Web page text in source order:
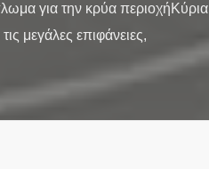
για την κρύα περιοχήΚύρια
μεγάλες επιφάνειες,